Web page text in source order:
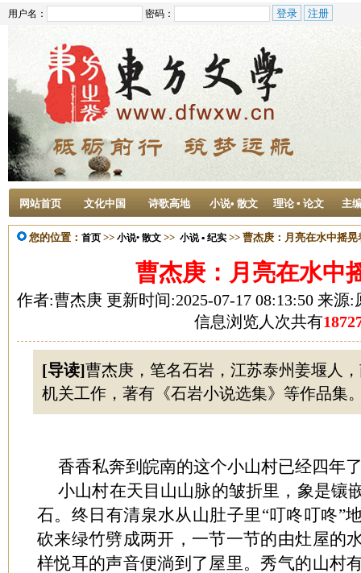
用户名： 密码：
网站首页 文化中国 诗歌高地 小说• 散文 理论 ▪ 论文 主
您的位置： 首页 >> 小说• 散文 >> 小说 ▪ 纪实 >> 曹杰庚：月亮在水中摇晃
曹杰庚：月亮在水中
作者:曹杰庚 更新时间:2025-07-17 08:13:50 来源
信息浏览人次共有
[导读]曹杰庚，笔名石岩，江苏泰州姜堰人
机关工作，著有《石岩小说选集》等作品集
香香私奔到皖南的这个小山村已经四年
小山村在天目山山脉的皱折里，象是镶
石。终日有清泉水从山肚子里“叮咚叮咚”
砍来绿竹劈成两开，一节一节的由灶屋的
样悦耳的声音便淌到了屋里。秀气的山村